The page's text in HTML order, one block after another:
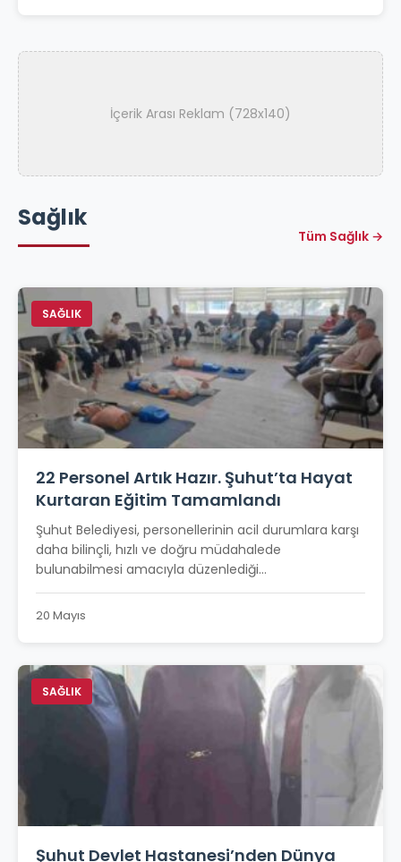
İçerik Arası Reklam (728x140)
Sağlık
Tüm Sağlık →
SAĞLIK
22 Personel Artık Hazır. Şuhut’ta Hayat
Kurtaran Eğitim Tamamlandı
Şuhut Belediyesi, personellerinin acil durumlara karşı
daha bilinçli, hızlı ve doğru müdahalede
bulunabilmesi amacıyla düzenlediği...
20 Mayıs
SAĞLIK
Şuhut Devlet Hastanesi’nden Dünya